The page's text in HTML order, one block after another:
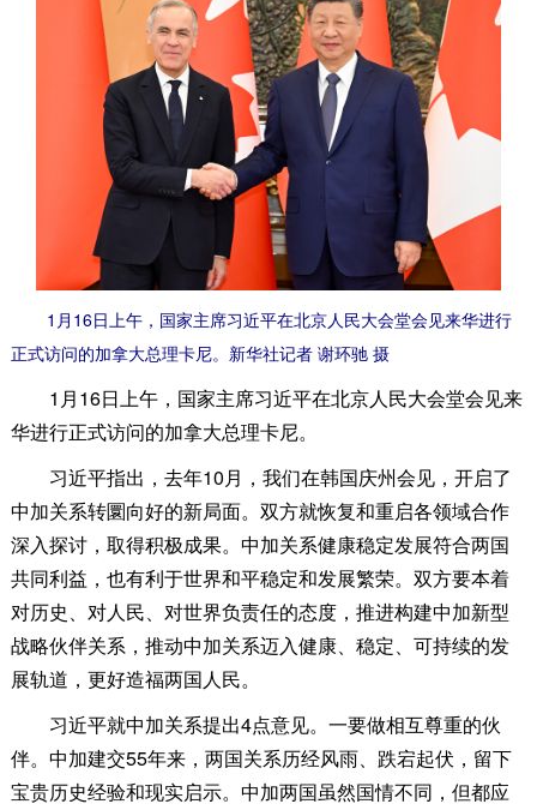
1月16日上午，国家主席习近平在北京人民大会堂会见来华进行
正式访问的加拿大总理卡尼。新华社记者 谢环驰 摄
1月16日上午，国家主席习近平在北京人民大会堂会见来
华进行正式访问的加拿大总理卡尼。
习近平指出，去年10月，我们在韩国庆州会见，开启了
中加关系转圜向好的新局面。双方就恢复和重启各领域合作
深入探讨，取得积极成果。中加关系健康稳定发展符合两国
共同利益，也有利于世界和平稳定和发展繁荣。双方要本着
对历史、对人民、对世界负责任的态度，推进构建中加新型
战略伙伴关系，推动中加关系迈入健康、稳定、可持续的发
展轨道，更好造福两国人民。
习近平就中加关系提出4点意见。一要做相互尊重的伙
伴。中加建交55年来，两国关系历经风雨、跌宕起伏，留下
宝贵历史经验和现实启示。中加两国虽然国情不同，但都应